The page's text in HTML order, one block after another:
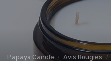
Papaya Candle Avis Bougies